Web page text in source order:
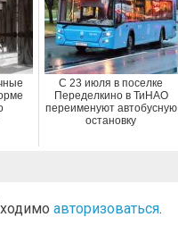
С 23 июля в поселке
Переделкино в ТиНАО
переименуют автобусную
остановку
авторизоваться.